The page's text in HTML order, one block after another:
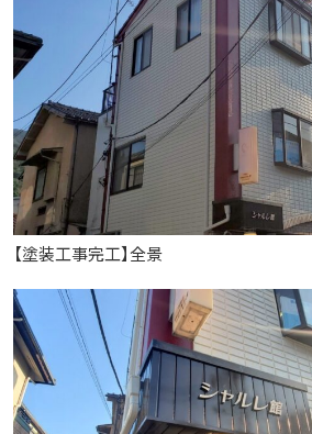
【塗装工事完工】全景